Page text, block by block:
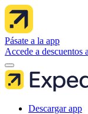
Pásate a la app
Accede a descuentos
Descargar app